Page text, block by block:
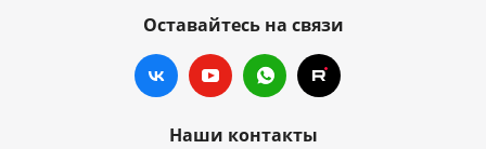
Оставайтесь на связи
Наши контакты